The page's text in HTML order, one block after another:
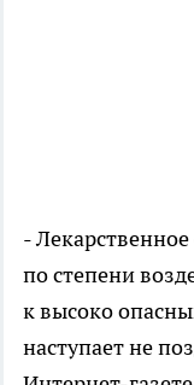
-
по степени
к высоко
наступает не